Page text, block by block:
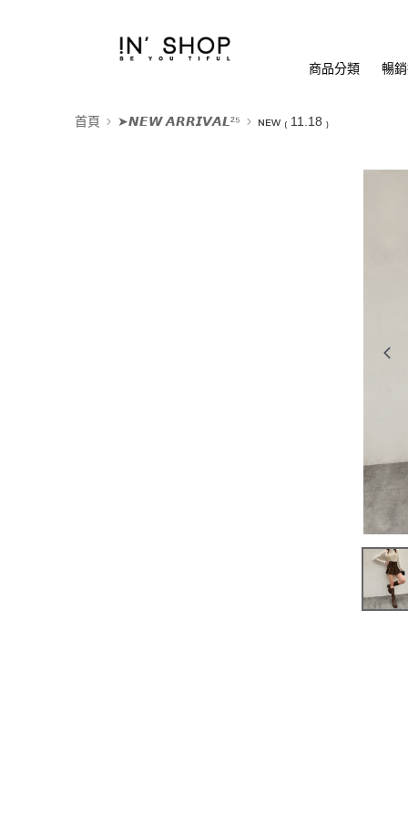
商品分類 暢
首頁 ➤𝙉𝙀𝙒 𝘼𝙍𝙍𝙄𝙑𝘼𝙇²⁵ ɴᴇᴡ ₍ 11.18 ₎